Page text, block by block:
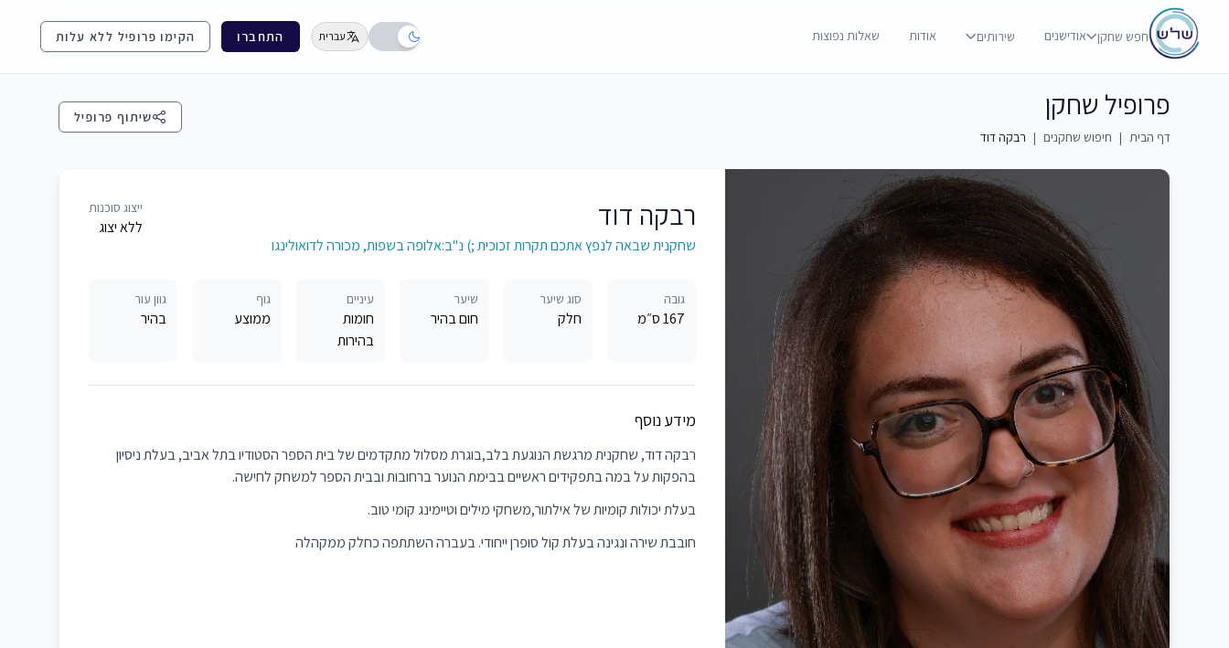
חפש שחקן אודישנים שירותים אודות שאלות נפוצות עברית התחברו הקימו פרופיל ללא עלות
פרופיל שחקן
דף הבית | חיפוש שחקנים | רבקה דוד
שיתוף פרופיל
רבקה דוד
שחקנית שבאה לנפץ אתכם תקרות זכוכית ;) נ"ב:אלופה בשפות, מכורה לדואולינגו
ייצוג סוכנות
ללא יצוג
גובה
167 ס״מ
סוג שיער
חלק
שיער
חום בהיר
עיניים
חומות
בהירות
גוף
ממוצע
גוון עור
בהיר
מידע נוסף
רבקה דוד, שחקנית מרגשת הנוגעת בלב,בוגרת מסלול מתקדמים של בית הספר הסטודיו בתל אביב, בעלת ניסיון
בהפקות על במה בתפקידים ראשיים בבימת הנוער ברחובות ובבית הספר למשחק לחישה.
בעלת יכולות קומיות של אילתור,משחקי מילים וטיימינג קומי טוב.
חובבת שירה ונגינה בעלת קול סופרן ייחודי. בעברה השתתפה כחלק ממקהלה